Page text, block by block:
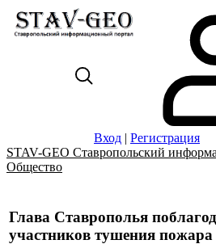
Вход | Регистрация
STAV-GEO Ставропольский
Общество
Глава Ставрополья
участников тушения